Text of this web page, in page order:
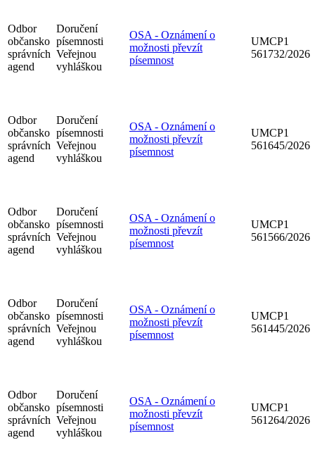
Odbor
občansko
správních
agend
Doručení
písemnosti
Veřejnou
vyhláškou
OSA - Oznámení o
možnosti převzít
písemnost
UMCP1
561732/2026
Odbor
občansko
správních
agend
Doručení
písemnosti
Veřejnou
vyhláškou
OSA - Oznámení o
možnosti převzít
písemnost
UMCP1
561645/2026
Odbor
občansko
správních
agend
Doručení
písemnosti
Veřejnou
vyhláškou
OSA - Oznámení o
možnosti převzít
písemnost
UMCP1
561566/2026
Odbor
občansko
správních
agend
Doručení
písemnosti
Veřejnou
vyhláškou
OSA - Oznámení o
možnosti převzít
písemnost
UMCP1
561445/2026
Odbor
občansko
správních
agend
Doručení
písemnosti
Veřejnou
vyhláškou
OSA - Oznámení o
možnosti převzít
písemnost
UMCP1
561264/2026